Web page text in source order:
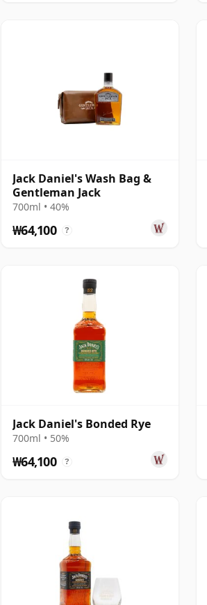
Jack Daniel's Wash Bag &
Gentleman Jack
700ml • 40%
₩64,100 ?
Jack Daniel's Bonded Rye
700ml • 50%
₩64,100 ?